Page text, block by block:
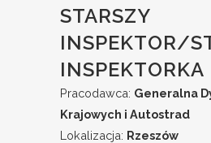
STARSZY
INSPEKTOR/
INSPEKTORKA
Pracodawca: Generalna
Krajowych i Autostrad
Lokalizacja: Rzeszów